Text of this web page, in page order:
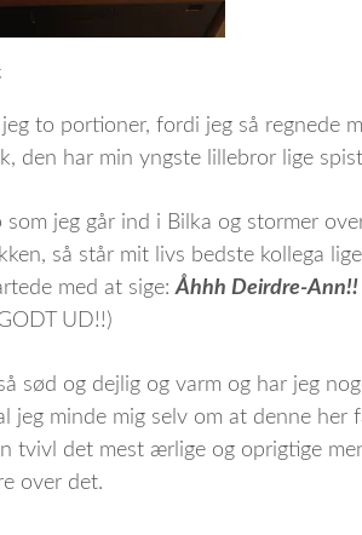
to portioner, fordi jeg så regnede
den har min yngste lillebror lige
jeg går ind i Bilka og stormer
så står mit livs bedste kollega
med at sige:Åhhh Deirdre-Ann!!
UD!!)
sød og dejlig og varm og har jeg
jeg minde mig selv om at denne
tvivl det mest ærlige og oprigtige
over det.